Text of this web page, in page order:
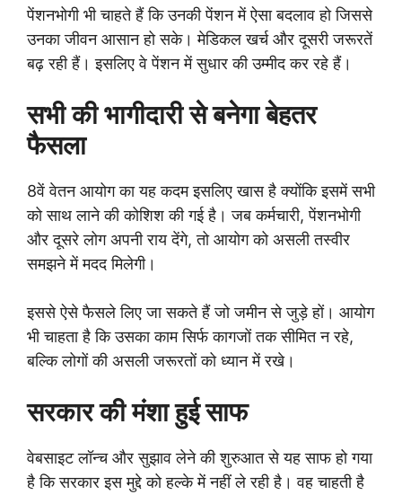
पेंशनभोगी भी चाहते हैं कि उनकी पेंशन में ऐसा बदलाव हो जिससे
उनका जीवन आसान हो सके। मेडिकल खर्च और दूसरी जरूरतें
बढ़ रही हैं। इसलिए वे पेंशन में सुधार की उम्मीद कर रहे हैं।
सभी की भागीदारी से बनेगा बेहतर
फैसला
8वें वेतन आयोग का यह कदम इसलिए खास है क्योंकि इसमें सभी
को साथ लाने की कोशिश की गई है। जब कर्मचारी, पेंशनभोगी
और दूसरे लोग अपनी राय देंगे, तो आयोग को असली तस्वीर
समझने में मदद मिलेगी।
इससे ऐसे फैसले लिए जा सकते हैं जो जमीन से जुड़े हों। आयोग
भी चाहता है कि उसका काम सिर्फ कागजों तक सीमित न रहे,
बल्कि लोगों की असली जरूरतों को ध्यान में रखे।
सरकार की मंशा हुई साफ
वेबसाइट लॉन्च और सुझाव लेने की शुरुआत से यह साफ हो गया
है कि सरकार इस मुद्दे को हल्के में नहीं ले रही है। वह चाहती है